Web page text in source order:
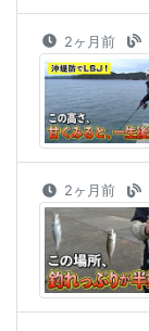
2ヶ月前
2ヶ月前